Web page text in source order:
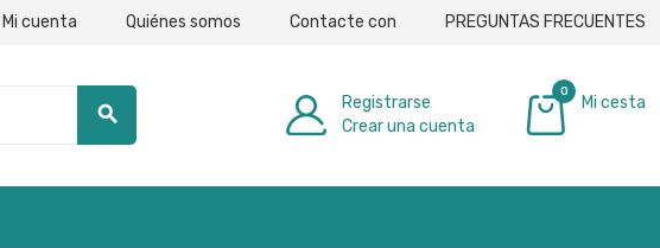
Mi cuenta Quiénes somos Contacte con PREGUNTAS FRECUENTES
search
Registrarse
Crear una cuenta
0
Mi cesta